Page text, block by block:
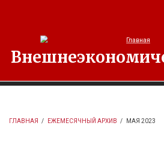
ГЛАВНАЯ / ЕЖЕМЕСЯЧНЫЙ АРХИВ / МАЯ 2023